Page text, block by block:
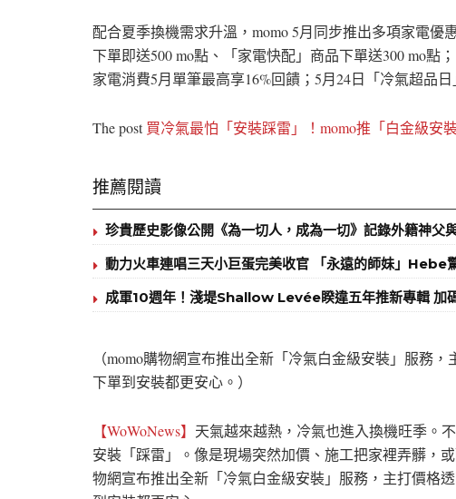
配合夏季換機需求升溫，momo 5月同步推出多項家電優
下單即送500 mo點、「家電快配」商品下單送300 mo點
家電消費5月單筆最高享16%回饋；5月24日「冷氣超品
The post買冷氣最怕「安裝踩雷」！momo推「白金級安裝
推薦閱讀
珍貴歷史影像公開《為一切人，成為一切》記錄外籍神父
動力火車連唱三天小巨蛋完美收官 「永遠的師妹」Hebe
成軍10週年！淺堤Shallow Levée睽違五年推新專輯 加
（momo購物網宣布推出全新「冷氣白金級安裝」服務
下單到安裝都更安心。）
【WoWoNews】 天氣越來越熱，冷氣也進入換機旺季。
安裝「踩雷」。像是現場突然加價、施工把家裡弄髒，
物網宣布推出全新「冷氣白金級安裝」服務，主打價格